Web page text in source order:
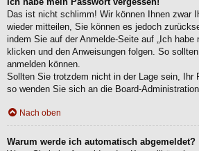
Das ist nicht schlimm! Wir können Ihnen zwar
wieder mitteilen, Sie können es jedoch
indem Sie auf der Anmelde-Seite auf „Ich habe
klicken und den Anweisungen folgen. So
anmelden können.
Sollten Sie trotzdem nicht in der Lage sein, Ihr
so wenden Sie sich an die Board-
Nach oben
Warum werde ich automatisch abgemeldet?